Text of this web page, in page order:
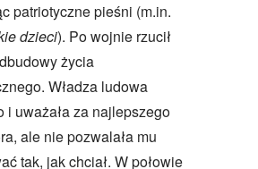
patriotyczne pieśni (m.in.
dzieci). Po wojnie rzucił
życia
Władza ludowa
i uważała za najlepszego
ale nie pozwalała mu
tak, jak chciał. W połowie